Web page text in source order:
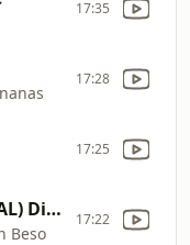
17:35
17:28
17:25
Los Tupamaros (OFICIAL) Discos Fuentes
Beso
17:22